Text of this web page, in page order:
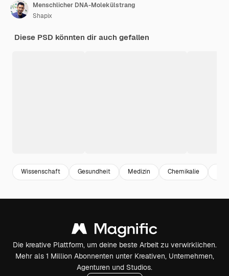
Menschlicher DNA-Molekülstrang
Shapix
Diese PSD könnten dir auch gefallen
Wissenschaft Gesundheit Medizin Chemikalie
Die kreative Plattform, um deine beste Arbeit zu verwirklichen.
Mehr als 1 Million Abonnenten unter Kreativen, Unternehmen,
Agenturen und Studios.